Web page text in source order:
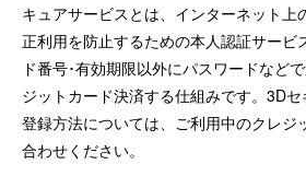
キュアサービスとは、インターネット上
正利用を防止するための本人認証サービ
ド番号･有効期限以外にパスワードなど
ジットカード決済する仕組みです。3D
登録方法については、ご利用中のクレジ
合わせください。